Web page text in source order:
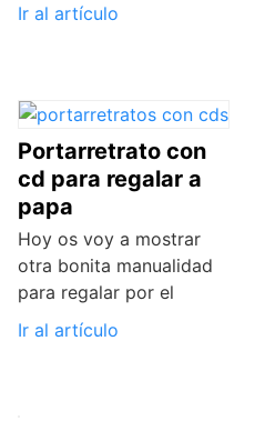
Ir al artículo
Portarretrato con
cd para regalar a
papa
Hoy os voy a mostrar
otra bonita manualidad
para regalar por el
Ir al artículo